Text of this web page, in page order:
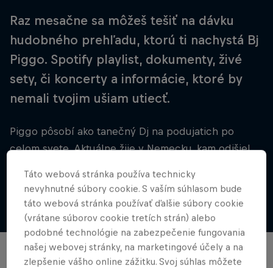
Raz mesačne sa môžeš tešiť na dávku
hudobného prehľadu, ktorú ti nachystá Bj
Piggo. Spotify playlist, dokumenty, živé
sety, či koncerty a informácie, ktoré by
nemali tvojim ušiam utiecť.
Piggo pôsobí ako tanečný Dj na podujatich po
celom svete. Aktuálne žije v Nemecku, kam odišiel
možnosť prezentovať sa v klubovej scéne, ktorú
mimoriadne obdivuje a rád by sa jej priblížil.
Táto webová stránka používa technicky
nevyhnutné súbory cookie. S vaším súhlasom bude
táto webová stránka používať ďalšie súbory cookie
(vrátane súborov cookie tretích strán) alebo
podobné technológie na zabezpečenie fungovania
našej webovej stránky, na marketingové účely a na
zlepšenie vášho online zážitku. Svoj súhlas môžete